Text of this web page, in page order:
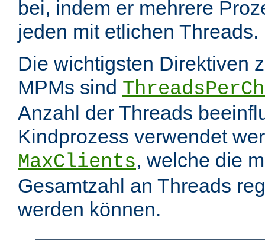
bei, indem er mehrere
jeden mit etlichen Threads.
Die wichtigsten Direktiven
MPMs sind
Anzahl der Threads
Kindprozess verwendet
MaxClients, welche die
Gesamtzahl an Threads
werden können.